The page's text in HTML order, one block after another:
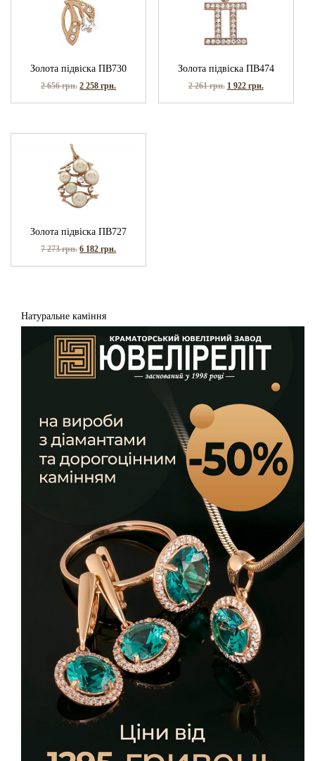
Золота підвіска ПВ730
2 656грн. 2 258грн.
Золота підвіска ПВ474
2 261грн. 1 922 грн.
Золота підвіска ПВ727
7 273грн. 6 182грн.
Натуральне каміння